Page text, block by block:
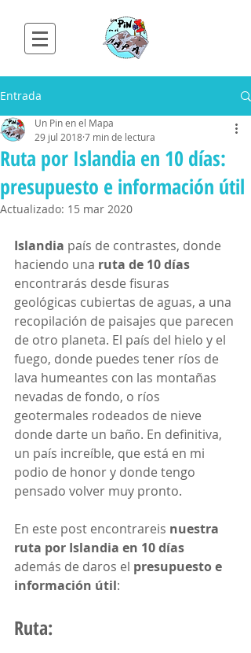
Entrada
Ruta por Islandia en 10 días:
presupuesto e información útil
Un Pin en el Mapa
29 jul 20187 min de lectura
Actualizado: 15 mar 2020
Islandia país de contrastes, donde
haciendo una ruta de 10 días
encontrarás desde fisuras
geológicas cubiertas de aguas, a una
recopilación de paisajes que parecen
de otro planeta. El país del hielo y el
fuego, donde puedes tener ríos de
lava humeantes con las montañas
nevadas de fondo, o ríos
geotermales rodeados de nieve
donde darte un baño. En definitiva,
un país increíble, que está en mi
podio de honor y donde tengo
pensado volver muy pronto.
En este post encontrareis nuestra
ruta por Islandia en 10 días
además de daros el presupuesto e
información útil:
Ruta: